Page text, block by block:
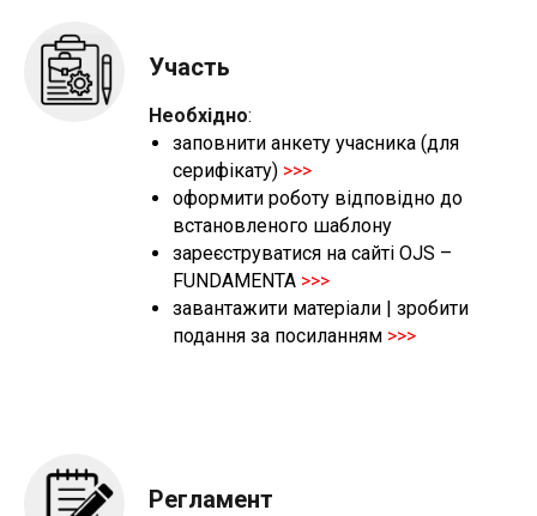
Участь
Необхідно:
заповнити анкету учасника (для
серифікату) >>>
оформити роботу відповідно до
встановленого шаблону
зареєструватися на сайті OJS –
FUNDAMENTA >>>
завантажити матеріали | зробити
подання за посиланням >>>
Регламент